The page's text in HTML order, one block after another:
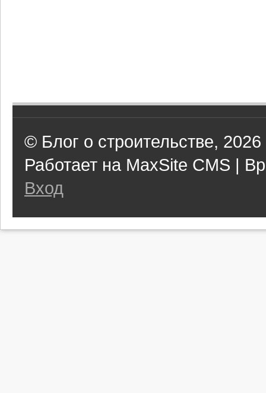
© Блог о строительстве, 2026
Работает на MaxSite CMS |
Вход